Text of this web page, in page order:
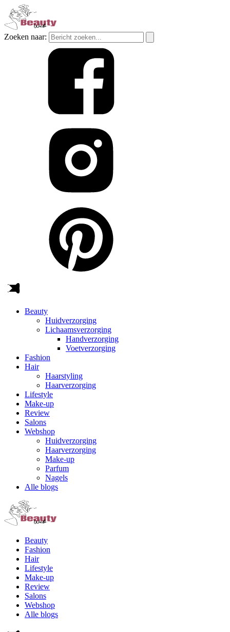
Zoeken naar:
Beauty
Huidverzorging
Lichaamsverzorging
Handverzorging
Voetverzorging
Fashion
Hair
Haarstyling
Haarverzorging
Lifestyle
Make-up
Review
Salons
Webshop
Huidverzorging
Haarverzorging
Make-up
Parfum
Nagels
Alle blogs
Beauty
Fashion
Hair
Lifestyle
Make-up
Review
Salons
Webshop
Alle blogs